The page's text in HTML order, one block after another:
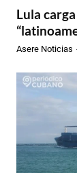
Lula
Asere Noticias